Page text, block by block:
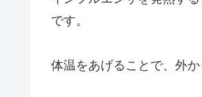
です。
体温をあげることで、外